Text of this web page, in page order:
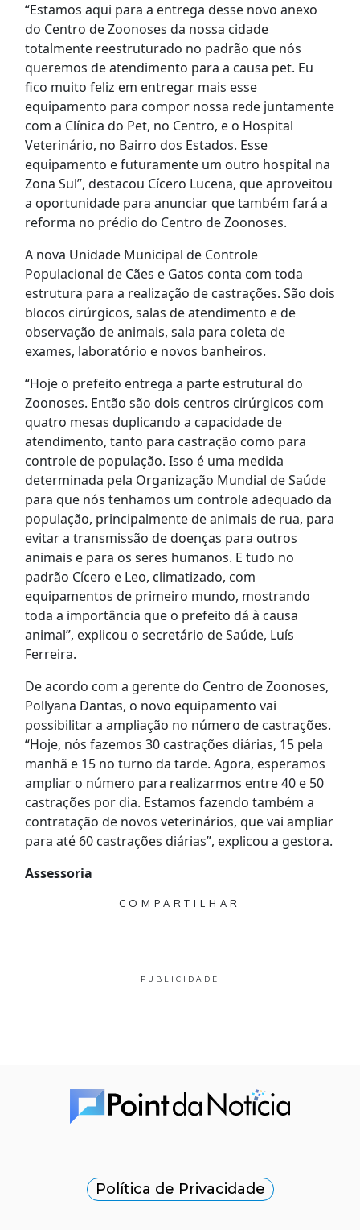
“Estamos aqui para a entrega desse novo anexo
do Centro de Zoonoses da nossa cidade
totalmente reestruturado no padrão que nós
queremos de atendimento para a causa pet. Eu
fico muito feliz em entregar mais esse
equipamento para compor nossa rede juntamente
com a Clínica do Pet, no Centro, e o Hospital
Veterinário, no Bairro dos Estados. Esse
equipamento e futuramente um outro hospital na
Zona Sul”, destacou Cícero Lucena, que aproveitou
a oportunidade para anunciar que também fará a
reforma no prédio do Centro de Zoonoses.
A nova Unidade Municipal de Controle
Populacional de Cães e Gatos conta com toda
estrutura para a realização de castrações. São dois
blocos cirúrgicos, salas de atendimento e de
observação de animais, sala para coleta de
exames, laboratório e novos banheiros.
“Hoje o prefeito entrega a parte estrutural do
Zoonoses. Então são dois centros cirúrgicos com
quatro mesas duplicando a capacidade de
atendimento, tanto para castração como para
controle de população. Isso é uma medida
determinada pela Organização Mundial de Saúde
para que nós tenhamos um controle adequado da
população, principalmente de animais de rua, para
evitar a transmissão de doenças para outros
animais e para os seres humanos. E tudo no
padrão Cícero e Leo, climatizado, com
equipamentos de primeiro mundo, mostrando
toda a importância que o prefeito dá à causa
animal”, explicou o secretário de Saúde, Luís
Ferreira.
De acordo com a gerente do Centro de Zoonoses,
Pollyana Dantas, o novo equipamento vai
possibilitar a ampliação no número de castrações.
“Hoje, nós fazemos 30 castrações diárias, 15 pela
manhã e 15 no turno da tarde. Agora, esperamos
ampliar o número para realizarmos entre 40 e 50
castrações por dia. Estamos fazendo também a
contratação de novos veterinários, que vai ampliar
para até 60 castrações diárias”, explicou a gestora.
Assessoria
COMPARTILHAR
PUBLICIDADE
Política de Privacidade